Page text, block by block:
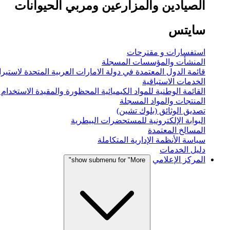
الصيادين والمزارعين ومربي الحيوانات
سايتس
استفسارات و مقترحات
المنشأت والمؤسسات المسجلة
قائمة الدول المعتمدة في دولة الامارات العربية المتحدة
الخدمات الاستباقية
القائمة الوطنية للمواد الكيميائية المحظورة والمقيدة
المنتجات والمواد المسجلة
تصديق الوثائق (بلوك تشين)
البوابة الإلكترونية للمستحضرات البيطرية
المسالخ المعتمدة
سياسة الأنظمة الإدارية المتكاملة
دليل الخدمات
المركز الإعلامي
show submenu for "More"